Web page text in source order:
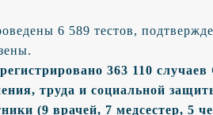
6 589 тестов,
363 110
труда и социальной
(9 врачей, 7 медсестер, 5